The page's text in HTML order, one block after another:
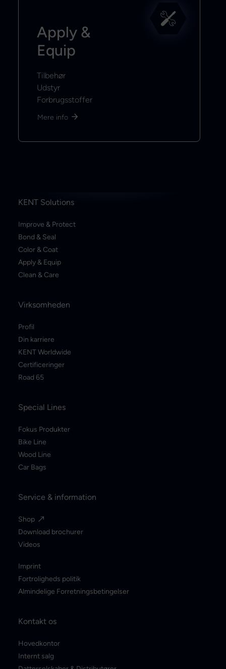
Apply &
Equip
Tilbehør
Udstyr
Forbrugsstoffer
Mere info
KENT Solutions
Improve & Protect
Bond & Seal
Color & Coat
Apply & Equip
Clean & Care
Virksomheden
Profil
Din karriere
KENT Worldwide
Certificeringer
Road 65
Special Lines
Fokus Produkter
Bike Line
Wood Line
Car Bags
Service & information
Shop
Download brochurer
Videos
Imprint
Fortroligheds politik
Almindelige Forretningsbetingelser
Kontakt os
Hovedkontor
Internt salg